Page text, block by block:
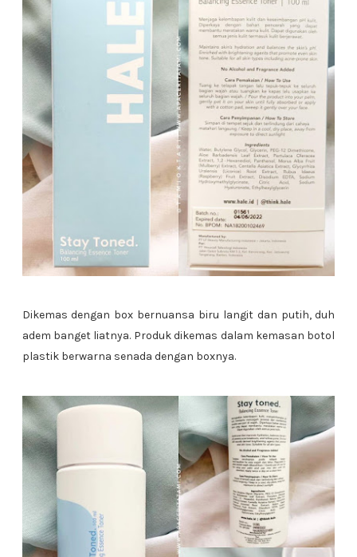
Dikemas dengan box bernuansa biru langit dan putih, duh
adem banget liatnya. Produk dikemas dalam kemasan botol
plastik berwarna senada dengan boxnya.